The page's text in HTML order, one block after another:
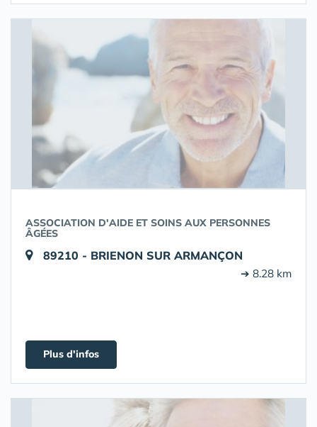
ASSOCIATION D'AIDE ET SOINS AUX PERSONNES
ÂGÉES
89210 - BRIENON SUR ARMANÇON
➔ 8.28 km
Plus d'infos